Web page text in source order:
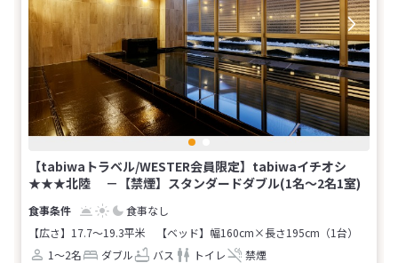
【tabiwaトラベル/WESTER会員限定】tabiwaイチオシ
★★★北陸 －【禁煙】スタンダードダブル(1名～2名1室)
食事なし
【広さ】17.7～19.3平米
【ベッド】幅160cm×長さ195cm（1台）
1～2名
ダブル バス トイレ 禁煙